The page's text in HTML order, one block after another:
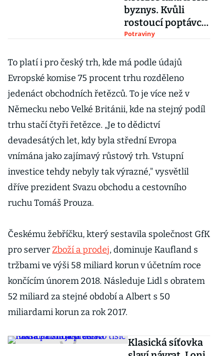
byznys. Kvůli
rostoucí poptávce
mění prodejny
Potraviny
To platí i pro český trh, kde má podle údajů
Evropské komise 75 procent trhu rozděleno
jedenáct obchodních řetězců. To je více než v
Německu nebo Velké Británii, kde na stejný podíl
trhu stačí čtyři řetězce. „Je to dědictví
devadesátých let, kdy byla střední Evropa
vnímána jako zajímavý růstový trh. Vstupní
investice tehdy nebyly tak výrazné," vysvětlil
dříve prezident Svazu obchodu a cestovního
ruchu Tomáš Prouza.
Českému žebříčku, který sestavila společnost GfK
pro serverZboží a prodej, dominuje Kaufland s
tržbami ve výši 58 miliard korun v účetním roce
končícím únorem 2018. Následuje Lidl s obratem
52 miliard za stejné období a Albert s 50
miliardami korun za rok 2017.
Klasická síťovka